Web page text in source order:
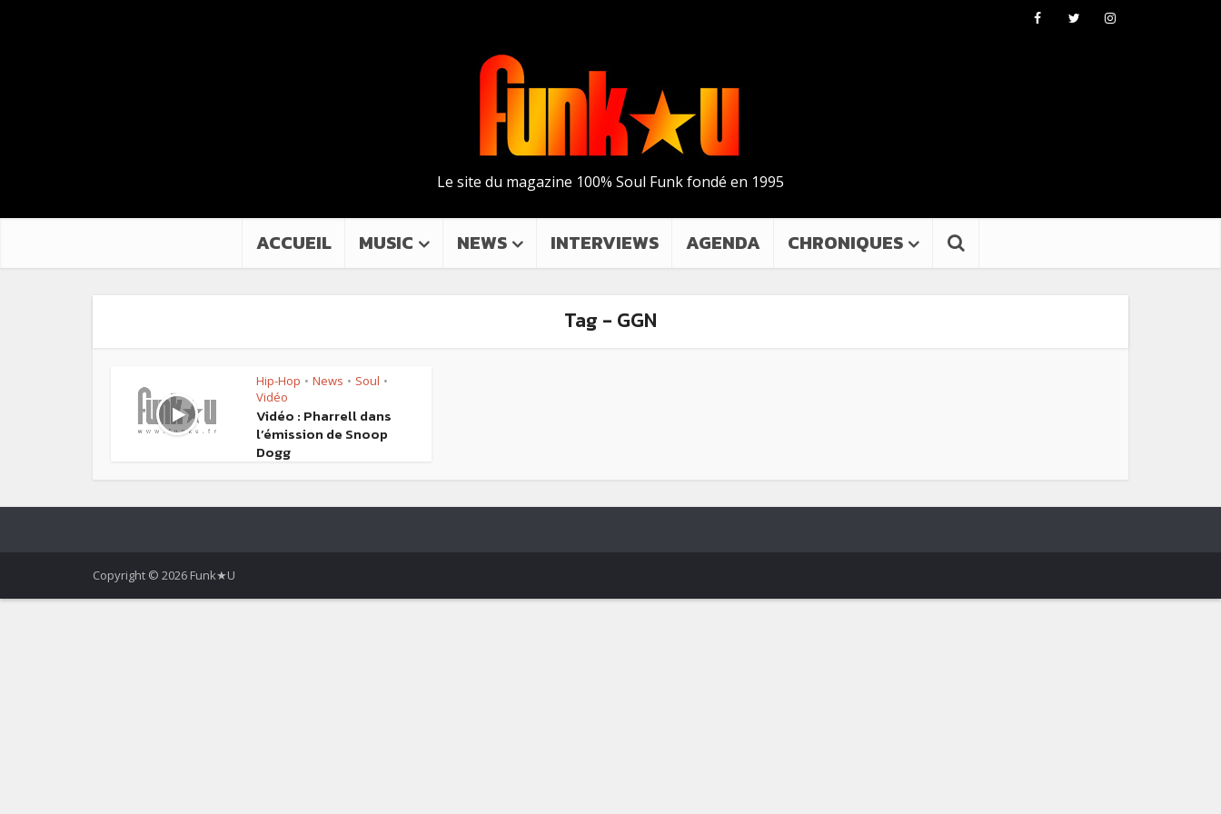
Le site du magazine 100% Soul Funk fondé en 1995
ACCUEIL MUSIC NEWS INTERVIEWS AGENDA CHRONIQUES
Tag - GGN
Hip-Hop • News • Soul •
Vidéo
Vidéo : Pharrell dans
l’émission de Snoop
Dogg
Copyright © 2026 Funk★U